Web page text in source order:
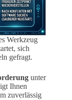
Werkzeug
sich
gefragt.
unter
Ihnen
zuverlässig